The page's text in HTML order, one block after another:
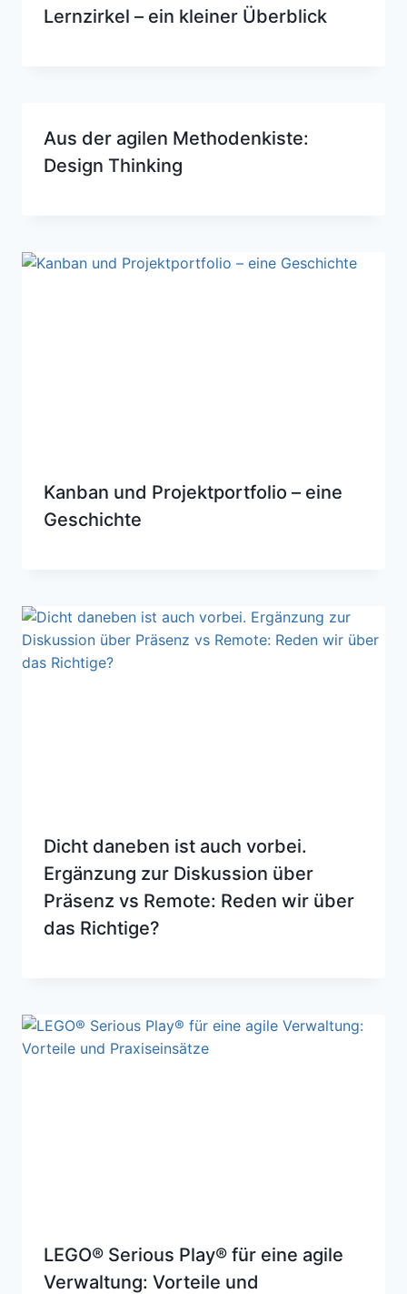
Lernzirkel – ein kleiner Überblick
Aus der agilen Methodenkiste:
Design Thinking
Kanban und Projektportfolio – eine
Geschichte
Dicht daneben ist auch vorbei.
Ergänzung zur Diskussion über
Präsenz vs Remote: Reden wir über
das Richtige?
LEGO® Serious Play® für eine agile
Verwaltung: Vorteile und